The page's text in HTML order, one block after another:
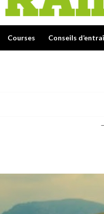
Courses Conseils